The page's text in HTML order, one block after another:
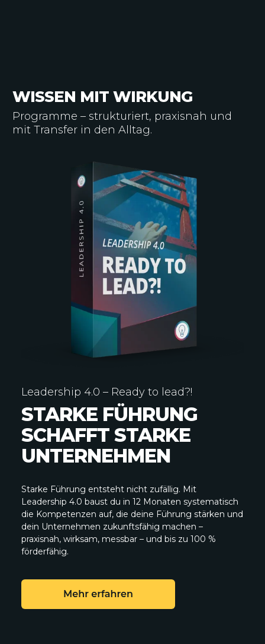
WISSEN MIT WIRKUNG
Programme – strukturiert, praxisnah und
mit Transfer in den Alltag.
Leadership 4.0 – Ready to lead?!
STARKE FÜHRUNG
SCHAFFT STARKE
UNTERNEHMEN
Starke Führung entsteht nicht zufällig. Mit
Leadership 4.0 baust du in 12 Monaten systematisch
die Kompetenzen auf, die deine Führung stärken und
dein Unternehmen zukunftsfähig machen –
praxisnah, wirksam, messbar – und bis zu 100 %
förderfähig.